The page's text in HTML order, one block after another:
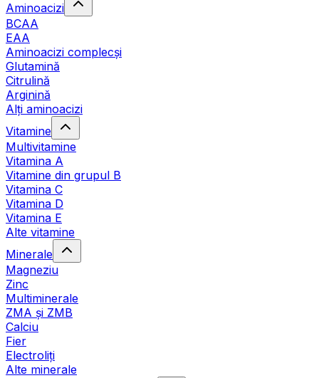
Aminoacizi
BCAA
EAA
Aminoacizi complecși
Glutamină
Citrulină
Arginină
Alți aminoacizi
Vitamine
Multivitamine
Vitamina A
Vitamine din grupul B
Vitamina C
Vitamina D
Vitamina E
Alte vitamine
Minerale
Magneziu
Zinc
Multiminerale
ZMA și ZMB
Calciu
Fier
Electroliți
Alte minerale